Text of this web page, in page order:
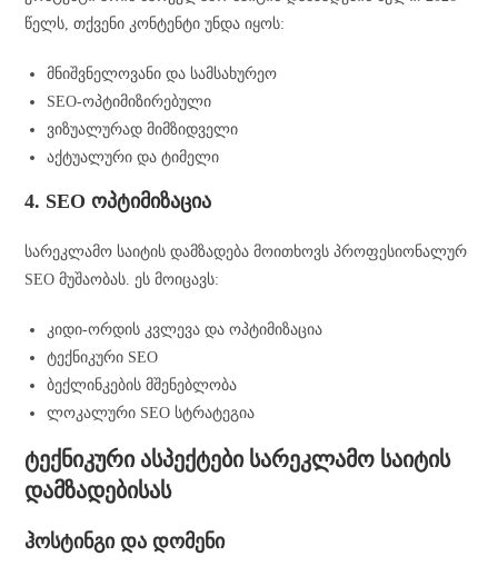
წელს, თქვენი კონტენტი უნდა იყოს:
მნიშვნელოვანი და სამსახურეო
SEO-ოპტიმიზირებული
ვიზუალურად მიმზიდველი
აქტუალური და ტიმელი
4. SEO ოპტიმიზაცია
სარეკლამო საიტის დამზადება მოითხოვს პროფესიონალურ
SEO მუშაობას. ეს მოიცავს:
კიდი-ორდის კვლევა და ოპტიმიზაცია
ტექნიკური SEO
ბექლინკების მშენებლობა
ლოკალური SEO სტრატეგია
ტექნიკური ასპექტები სარეკლამო საიტის
დამზადებისას
ჰოსტინგი და დომენი